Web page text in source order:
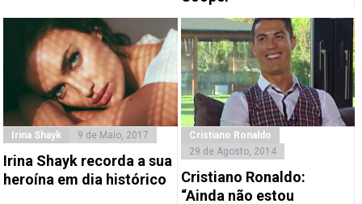
Irina Shayk 9 de Maio, 2017
Irina Shayk recorda a sua
heroína em dia histórico
Cristiano Ronaldo
29 de Agosto, 2014
Cristiano Ronaldo:
“Ainda não estou